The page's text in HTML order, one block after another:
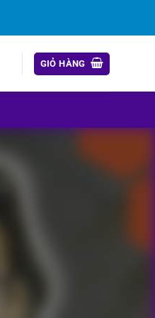
GIỎ HÀNG